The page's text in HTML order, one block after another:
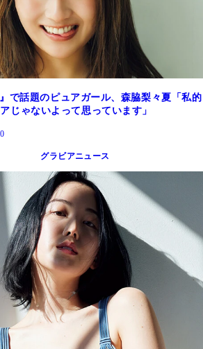
で話題のピュアガール、森脇梨々夏「私的
じゃないよって思っています」
グラビアニュース